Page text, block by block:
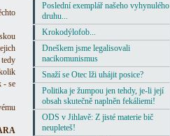
- se
Poslední exemplář našeho vyhynulého
druhu...
Krokodýlofob...
Dneškem jsme legalisovali
nacikomunismus
Snaží se Otec lži uhájit posice?
Politika je žumpou jen tehdy, je-li její
obsah skutečně naplněn fekáliemi!
ODS v Jihlavě: Z jisté materie bič
neupleteš!